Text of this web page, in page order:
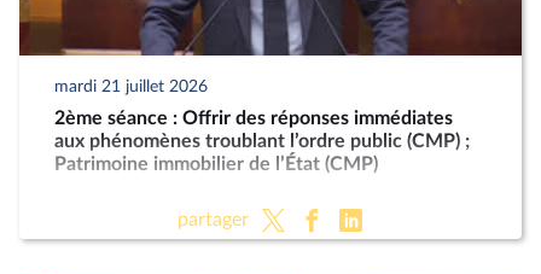
mardi 21 juillet 2026
2ème séance : Offrir des réponses immédiates
aux phénomènes troublant l’ordre public (CMP) ;
Patrimoine immobilier de l’État (CMP)
partager